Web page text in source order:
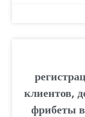
клиентов,
фрибеты